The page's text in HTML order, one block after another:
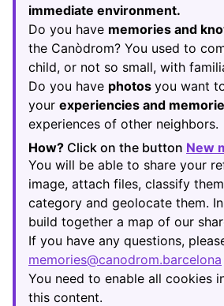
immediate environment.
Do you have memories and
the Canòdrom? You used to
child, or not so small, with
Do you have photos you want
your experiencies and
experiences of other neighbors.
How? Click on the button New
You will be able to share your
image, attach files, classify
category and geolocate them.
build together a map of our
If you have any questions,
memories@canodrom.barcelona
You need to enable all cookies
this content.